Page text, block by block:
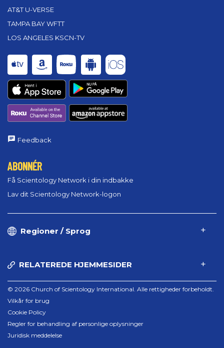
AT&T U-VERSE
TAMPA BAY WFTT
LOS ANGELES KSCN-TV
Feedback
ABONNÉR
Få Scientology Network i din indbakke
Lav dit Scientology Network-logon
Regioner / Sprog
RELATEREDE HJEMMESIDER
© 2026 Church of Scientology International. Alle rettigheder forbeholdt.
Vilkår for brug
Cookie Policy
Regler for behandling af personlige oplysninger
Juridisk meddelelse